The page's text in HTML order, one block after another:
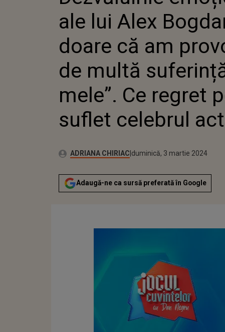
MULTĂ
MELE”.
SUFLET
ale lui Alex
doare că am
de multă
mele”. Ce regret
suflet celebrul
Autor:ADRIANA CHIRIACPublicat:
sâmbătă, 4 martie 2023
Actualizat:
duminică, 3 martie 2024
Adaugă-ne ca sursă preferată în Google